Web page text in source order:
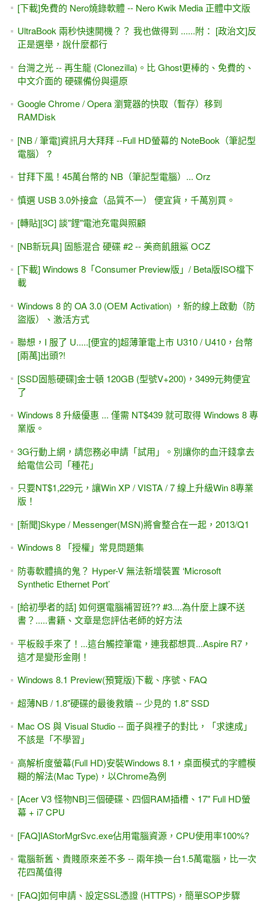
[下載]免費的 Nero燒錄軟體 -- Nero Kwik Media 正體中文版
UltraBook 兩秒快速開機？？ 我也做得到 ......附： [政治文]反
正是選舉，說什麼都行
台灣之光 -- 再生龍 (Clonezilla)。比 Ghost更棒的、免費的、
中文介面的 硬碟備份與還原
Google Chrome / Opera 瀏覽器的快取（暫存）移到
RAMDisk
[NB / 筆電]資訊月大拜拜 --Full HD螢幕的 NoteBook（筆記型
電腦） ?
甘拜下風！45萬台幣的 NB（筆記型電腦）... Orz
慎選 USB 3.0外接盒（品質不一） 便宜貨，千萬別買。
[轉貼][3C] 談"鋰"電池充電與照顧
[NB新玩具] 固態混合 硬碟 #2 -- 美商飢餓鯊 OCZ
[下載] Windows 8「Consumer Preview版」/ Beta版ISO檔下
載
Windows 8 的 OA 3.0 (OEM Activation) ，新的線上啟動（防
盜版）、激活方式
聯想，I 服了 U.....[便宜的]超薄筆電上市 U310 / U410，台幣
[兩萬]出頭?!
[SSD固態硬碟]金士頓 120GB (型號V+200)，3499元夠便宜
了
Windows 8 升級優惠 ... 僅需 NT$439 就可取得 Windows 8 專
業版。
3G行動上網，請您務必申請「試用」。別讓你的血汗錢拿去
給電信公司「種花」
只要NT$1,229元，讓Win XP / VISTA / 7 線上升級Win 8專業
版！
[新聞]Skype / Messenger(MSN)將會整合在一起，2013/Q1
Windows 8 「授權」常見問題集
防毒軟體搞的鬼？ Hyper-V 無法新增裝置 ‘Microsoft
Synthetic Ethernet Port’
[給初學者的話] 如何選電腦補習班?? #3....為什麼上課不送
書？.....書籍、文章是您評估老師的好方法
平板殺手來了！...這台觸控筆電，連我都想買...Aspire R7，
這才是變形金剛！
Windows 8.1 Preview(預覽版)下載、序號、FAQ
超薄NB / 1.8"硬碟的最後救贖 -- 少見的 1.8" SSD
Mac OS 與 Visual Studio -- 面子與裡子的對比，「求速成」
不該是「不學習」
高解析度螢幕(Full HD)安裝Windows 8.1，桌面模式的字體模
糊的解法(Mac Type)，以Chrome為例
[Acer V3 怪物NB]三個硬碟、四個RAM插槽、17" Full HD螢
幕 + i7 CPU
[FAQ]IAStorMgrSvc.exe佔用電腦資源，CPU使用率100%?
電腦新舊、貴賤原來差不多 -- 兩年換一台1.5萬電腦，比一次
花四萬值得
[FAQ]如何申請、設定SSL憑證 (HTTPS)，簡單SOP步驟